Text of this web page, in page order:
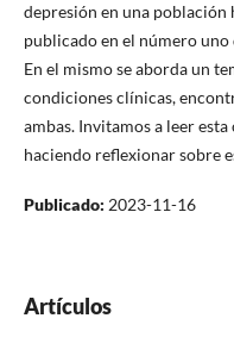
depresión en una
publicado en el número
En el mismo se aborda un
condiciones clínicas,
ambas. Invitamos a leer
haciendo reflexionar sobre
Publicado: 2023-11-16
Artículos